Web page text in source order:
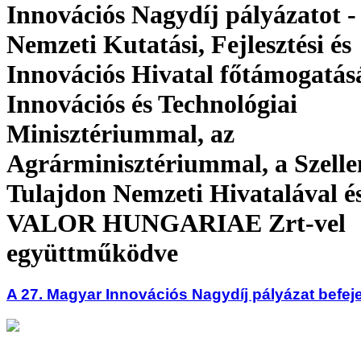
Innovációs Nagydíj pályázatot -
Nemzeti Kutatási, Fejlesztési és
Innovációs Hivatal
Innovációs és Technológiai
Minisztériummal, az
Agrárminisztériummal, a
Tulajdon Nemzeti Hivatalával
VALOR HUNGARIAE Zrt-vel
együttműködve
A 27. Magyar Innovációs Nagydíj pályázat